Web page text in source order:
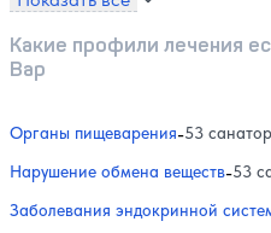
Какие профили лечения
Вар
Органы пищеварения-53
Нарушение обмена веществ-53
Заболевания эндокринной